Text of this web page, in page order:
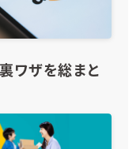
ワザを総まと